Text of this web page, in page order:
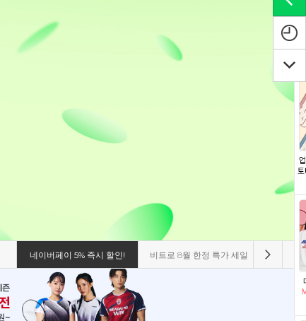
네이버페이 5% 즉시 할인! 비트로 8월 한정 특가 세일 빅터